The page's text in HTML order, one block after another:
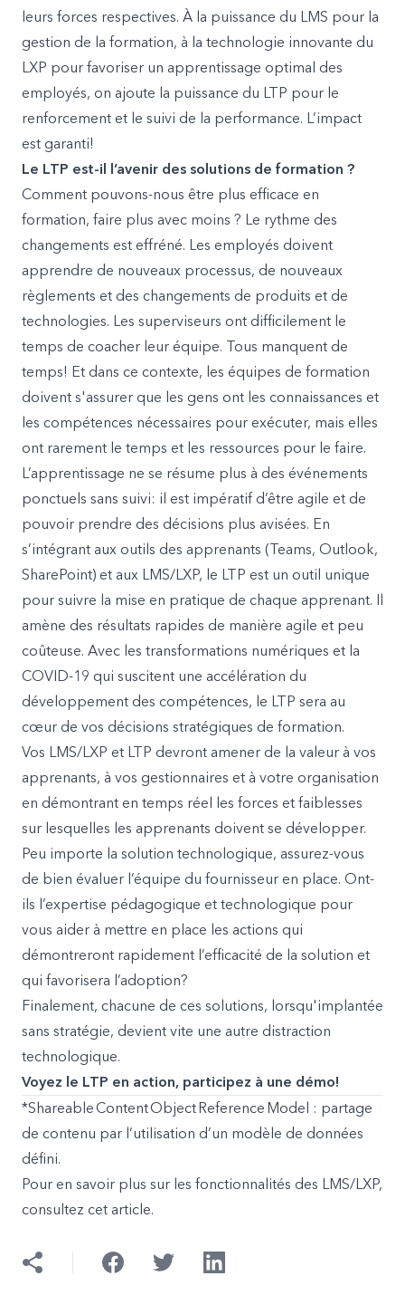
leurs forces respectives. À la puissance du LMS pour la
gestion de la formation, à la technologie innovante du
LXP pour favoriser un apprentissage optimal des
employés, on ajoute la puissance du LTP pour le
renforcement et le suivi de la performance. L’impact
est garanti!
Le LTP est-il l’avenir des solutions de formation ?
Comment pouvons-nous être plus efficace en
formation, faire plus avec moins ? Le rythme des
changements est effréné. Les employés doivent
apprendre de nouveaux processus, de nouveaux
règlements et des changements de produits et de
technologies. Les superviseurs ont difficilement le
temps de coacher leur équipe. Tous manquent de
temps! Et dans ce contexte, les équipes de formation
doivent s'assurer que les gens ont les connaissances et
les compétences nécessaires pour exécuter, mais elles
ont rarement le temps et les ressources pour le faire.
L’apprentissage ne se résume plus à des événements
ponctuels sans suivi: il est impératif d’être agile et de
pouvoir prendre des décisions plus avisées. En
s’intégrant aux outils des apprenants (Teams, Outlook,
SharePoint) et aux LMS/LXP, le LTP est un outil unique
pour suivre la mise en pratique de chaque apprenant. Il
amène des résultats rapides de manière agile et peu
coûteuse. Avec les transformations numériques et la
COVID-19 qui suscitent une accélération du
développement des compétences, le LTP sera au
cœur de vos décisions stratégiques de formation.
Vos LMS/LXP et LTP devront amener de la valeur à vos
apprenants, à vos gestionnaires et à votre organisation
en démontrant en temps réel les forces et faiblesses
sur lesquelles les apprenants doivent se développer.
Peu importe la solution technologique, assurez-vous
de bien évaluer l’équipe du fournisseur en place. Ont-
ils l’expertise pédagogique et technologique pour
vous aider à mettre en place les actions qui
démontreront rapidement l’efficacité de la solution et
qui favorisera l’adoption?
Finalement, chacune de ces solutions, lorsqu'implantée
sans stratégie, devient vite une autre distraction
technologique.
Voyez le LTP en action, participez à une démo!
*Shareable Content Object Reference Model : partage
de contenu par l’utilisation d’un modèle de données
défini.
Pour en savoir plus sur les fonctionnalités des LMS/LXP,
consultez cet article.